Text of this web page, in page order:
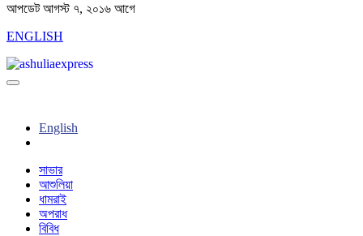
আপডেট আগস্ট ৭, ২০১৬ আগে
ENGLISH
English
সাভার
আশুলিয়া
ধামরাই
অপরাধ
বিবিধ